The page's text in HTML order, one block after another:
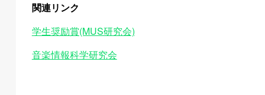
関連リンク
学生奨励賞(MUS研究会)
音楽情報科学研究会